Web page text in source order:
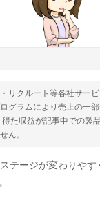
リクルート等各社サー
グラムにより売上の一
た収益が記事中での製
ん。
テージが変わりやす